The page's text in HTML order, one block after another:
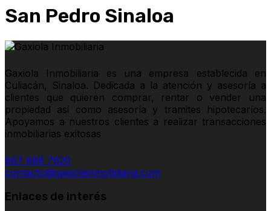
San Pedro Sinaloa
Gaxiola Inmobiliaria es una empresa establecida en
Culiacán, Sinaloa. Dedicada a la atención y asesoría a
clientes que quieren comprar, rentar o vender una
propiedad asi como asesoría y tramites hipotecaríos.
Apoyamos a nuestros clientes a realizar transacciones
inmobiliarias exitosas
667 688 7620
contacto@gaxiolainmobiliaria.com
Enlaces de interés